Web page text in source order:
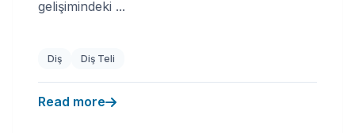
gelişimindeki ...
Diş Diş Teli
Read more